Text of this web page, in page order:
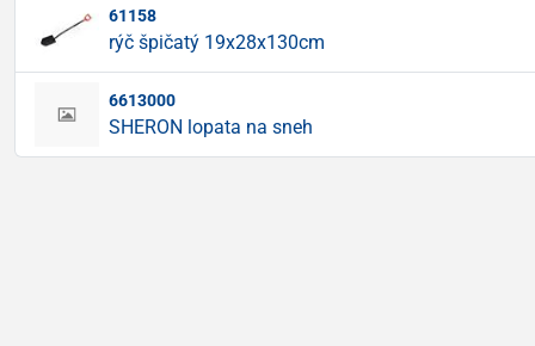
61158
rýč špičatý 19x28x130cm
6613000
SHERON lopata na sneh